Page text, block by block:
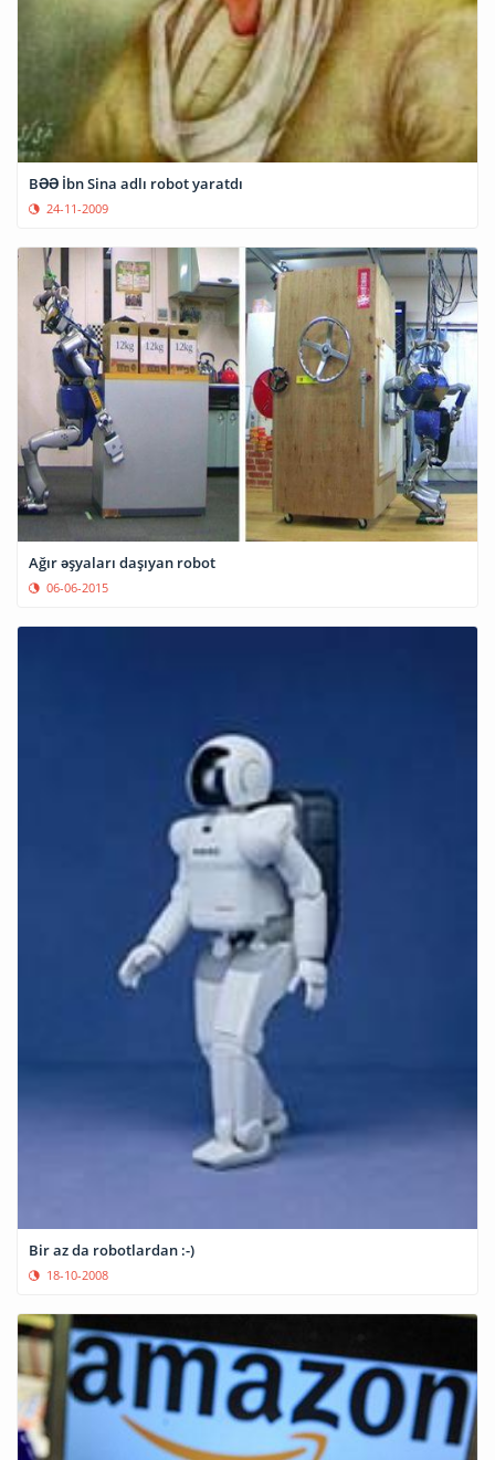
BƏƏ İbn Sina adlı robot yaratdı
24-11-2009
Ağır əşyaları daşıyan robot
06-06-2015
Bir az da robotlardan :-)
18-10-2008